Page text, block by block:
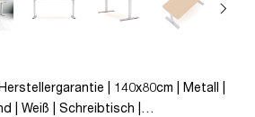
| 140x80cm | Metall |
| Weiß | Schreibtisch |